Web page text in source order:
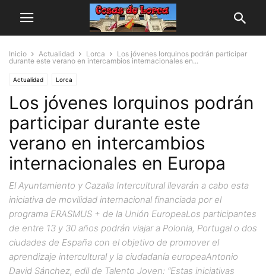
Inicio Actualidad Lorca
Los jóvenes lorquinos podrán participar
durante este verano en intercambios internacionales en...
Actualidad Lorca
Los jóvenes lorquinos podrán
participar durante este
verano en intercambios
internacionales en Europa
El Ayuntamiento y Cazalla Intercultural llevarán a cabo esta
iniciativa de movilidad internacional financiada por el
programa ERASMUS + de la Unión EuropeaLos participantes
de entre 13 y 30 años podrán viajar a Polonia, Portugal o dos
ciudades de España con el objetivo de promover el
aprendizaje intercultural y la ciudadanía europeaAntonio
David Sánchez, edil de Talento Joven: “Estas iniciativas